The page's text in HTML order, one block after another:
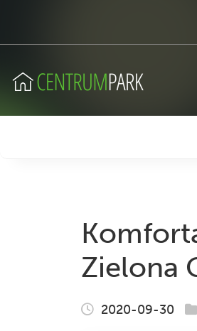
Zielona
2020-09-30